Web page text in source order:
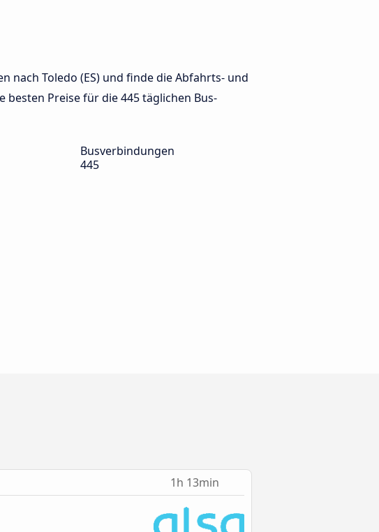
nach Toledo (ES) und finde die Abfahrts- und
besten Preise für die 445 täglichen Bus-
Busverbindungen
445
1h 13min